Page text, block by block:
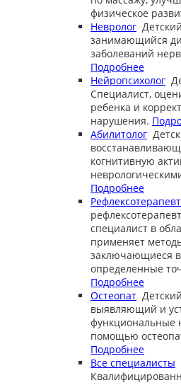
физическое
Невролог
занимающийся
заболеваний
Подробнее
Нейропсихолог
Специалист,
ребенка и
нарушения.
Абилитолог
когнитивную
Подробнее
Рефлексотерапевт
рефлексотерапевт
специалист в
применяет
заключающиеся в
определенные
Подробнее
Остеопат
выявляющий и
функциональные
помощью
Подробнее
Все специалисты